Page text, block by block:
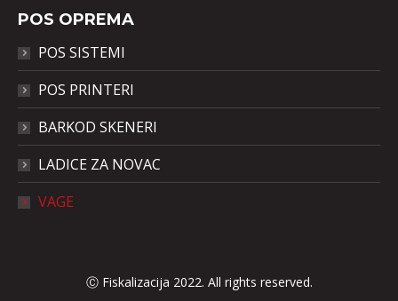
POS OPREMA
POS SISTEMI
POS PRINTERI
BARKOD SKENERI
LADICE ZA NOVAC
VAGE
Ⓒ Fiskalizacija 2022. All rights reserved.